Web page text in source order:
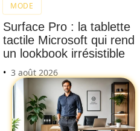
MODE
Surface Pro : la tablette
tactile Microsoft qui rend
un lookbook irrésistible
3 août 2026